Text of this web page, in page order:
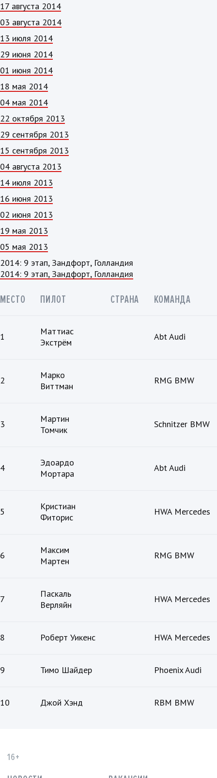
17 августа 2014
03 августа 2014
13 июля 2014
29 июня 2014
01 июня 2014
18 мая 2014
04 мая 2014
22 октября 2013
29 сентября 2013
15 сентября 2013
04 августа 2013
14 июля 2013
16 июня 2013
02 июня 2013
19 мая 2013
05 мая 2013
2014: 9 этап, Зандфорт, Голландия
2014: 9 этап, Зандфорт, Голландия
МЕСТО ПИЛОТ СТРАНА КОМАНДА
1
Маттиас
Экстрём
Abt Audi
2
Марко
Виттман
RMG BMW
3
Мартин
Томчик
Schnitzer BMW
4
Эдоардо
Мортара
Abt Audi
5
Кристиан
Фиторис
HWA Mercedes
6
Максим
Мартен
RMG BMW
7
Паскаль
Верляйн
HWA Mercedes
8 Роберт Уикенс HWA Mercedes
9 Тимо Шайдер Phoenix Audi
10 Джой Хэнд RBM BMW
16+